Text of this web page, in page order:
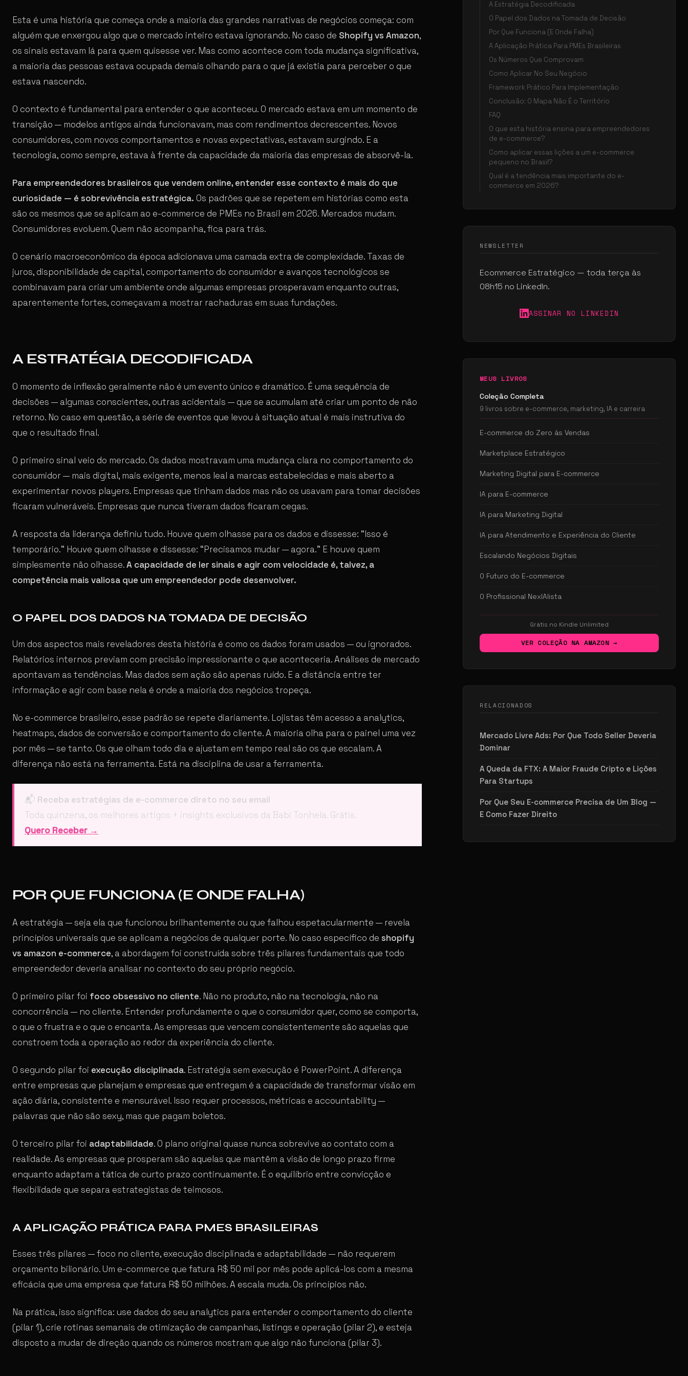
Esta é uma história que começa onde a maioria das grandes narrativas de negócios começa: com
alguém que enxergou algo que o mercado inteiro estava ignorando. No caso de Shopify vs Amazon,
os sinais estavam lá para quem quisesse ver. Mas como acontece com toda mudança significativa,
a maioria das pessoas estava ocupada demais olhando para o que já existia para perceber o que
estava nascendo.
O contexto é fundamental para entender o que aconteceu. O mercado estava em um momento de
transição — modelos antigos ainda funcionavam, mas com rendimentos decrescentes. Novos
consumidores, com novos comportamentos e novas expectativas, estavam surgindo. E a
tecnologia, como sempre, estava à frente da capacidade da maioria das empresas de absorvê-la.
Para empreendedores brasileiros que vendem online, entender esse contexto é mais do que
curiosidade — é sobrevivência estratégica. Os padrões que se repetem em histórias como esta
são os mesmos que se aplicam ao e-commerce de PMEs no Brasil em 2026. Mercados mudam.
Consumidores evoluem. Quem não acompanha, fica para trás.
O cenário macroeconômico da época adicionava uma camada extra de complexidade. Taxas de
juros, disponibilidade de capital, comportamento do consumidor e avanços tecnológicos se
combinavam para criar um ambiente onde algumas empresas prosperavam enquanto outras,
aparentemente fortes, começavam a mostrar rachaduras em suas fundações.
A ESTRATÉGIA DECODIFICADA
O momento de inflexão geralmente não é um evento único e dramático. É uma sequência de
decisões — algumas conscientes, outras acidentais — que se acumulam até criar um ponto de não
retorno. No caso em questão, a série de eventos que levou à situação atual é mais instrutiva do
que o resultado final.
O primeiro sinal veio do mercado. Os dados mostravam uma mudança clara no comportamento do
consumidor — mais digital, mais exigente, menos leal a marcas estabelecidas e mais aberto a
experimentar novos players. Empresas que tinham dados mas não os usavam para tomar decisões
ficaram vulneráveis. Empresas que nunca tiveram dados ficaram cegas.
A resposta da liderança definiu tudo. Houve quem olhasse para os dados e dissesse: “Isso é
temporário.” Houve quem olhasse e dissesse: “Precisamos mudar — agora.” E houve quem
simplesmente não olhasse.A capacidade de ler sinais e agir com velocidade é, talvez, a
competência mais valiosa que um empreendedor pode desenvolver.
O PAPEL DOS DADOS NA TOMADA DE DECISÃO
Um dos aspectos mais reveladores desta história é como os dados foram usados — ou ignorados.
Relatórios internos previam com precisão impressionante o que aconteceria. Análises de mercado
apontavam as tendências. Mas dados sem ação são apenas ruído. E a distância entre ter
informação e agir com base nela é onde a maioria dos negócios tropeça.
No e-commerce brasileiro, esse padrão se repete diariamente. Lojistas têm acesso a analytics,
heatmaps, dados de conversão e comportamento do cliente. A maioria olha para o painel uma vez
por mês — se tanto. Os que olham todo dia e ajustam em tempo real são os que escalam. A
diferença não está na ferramenta. Está na disciplina de usar a ferramenta.
📬 Receba estratégias de e-commerce direto no seu email
Toda quinzena, os melhores artigos + insights exclusivos da Babi Tonhela. Grátis.
Quero Receber →
POR QUE FUNCIONA (E ONDE FALHA)
A estratégia — seja ela que funcionou brilhantemente ou que falhou espetacularmente — revela
princípios universais que se aplicam a negócios de qualquer porte. No caso específico de shopify
vs amazon e-commerce, a abordagem foi construída sobre três pilares fundamentais que todo
empreendedor deveria analisar no contexto do seu próprio negócio.
O primeiro pilar foi foco obsessivo no cliente. Não no produto, não na tecnologia, não na
concorrência — no cliente. Entender profundamente o que o consumidor quer, como se comporta,
o que o frustra e o que o encanta. As empresas que vencem consistentemente são aquelas que
constroem toda a operação ao redor da experiência do cliente.
O segundo pilar foi execução disciplinada. Estratégia sem execução é PowerPoint. A diferença
entre empresas que planejam e empresas que entregam é a capacidade de transformar visão em
ação diária, consistente e mensurável. Isso requer processos, métricas e accountability —
palavras que não são sexy, mas que pagam boletos.
O terceiro pilar foi adaptabilidade. O plano original quase nunca sobrevive ao contato com a
realidade. As empresas que prosperam são aquelas que mantêm a visão de longo prazo firme
enquanto adaptam a tática de curto prazo continuamente. É o equilíbrio entre convicção e
flexibilidade que separa estrategistas de teimosos.
A APLICAÇÃO PRÁTICA PARA PMES BRASILEIRAS
Esses três pilares — foco no cliente, execução disciplinada e adaptabilidade — não requerem
orçamento bilionário. Um e-commerce que fatura R$ 50 mil por mês pode aplicá-los com a mesma
eficácia que uma empresa que fatura R$ 50 milhões. A escala muda. Os princípios não.
Na prática, isso significa: use dados do seu analytics para entender o comportamento do cliente
(pilar 1), crie rotinas semanais de otimização de campanhas, listings e operação (pilar 2), e esteja
disposto a mudar de direção quando os números mostram que algo não funciona (pilar 3).
A Estratégia Decodificada
O Papel dos Dados na Tomada de Decisão
Por Que Funciona (E Onde Falha)
A Aplicação Prática Para PMEs Brasileiras
Os Números Que Comprovam
Como Aplicar No Seu Negócio
Framework Prático Para Implementação
Conclusão: O Mapa Não É o Território
FAQ
O que esta história ensina para empreendedores
de e-commerce?
Como aplicar essas lições a um e-commerce
pequeno no Brasil?
Qual é a tendência mais importante do e-
commerce em 2026?
NEWSLETTER
Ecommerce Estratégico — toda terça às
08h15 no LinkedIn.
ASSINAR NO LINKEDIN
MEUS LIVROS
Coleção Completa
9 livros sobre e-commerce, marketing, IA e carreira
E-commerce do Zero às Vendas
Marketplace Estratégico
Marketing Digital para E-commerce
IA para E-commerce
IA para Marketing Digital
IA para Atendimento e Experiência do Cliente
Escalando Negócios Digitais
O Futuro do E-commerce
O Profissional NexIAlista
Grátis no Kindle Unlimited
VER COLEÇÃO NA AMAZON →
RELACIONADOS
Mercado Livre Ads: Por Que Todo Seller Deveria
Dominar
A Queda da FTX: A Maior Fraude Cripto e Lições
Para Startups
Por Que Seu E-commerce Precisa de Um Blog —
E Como Fazer Direito